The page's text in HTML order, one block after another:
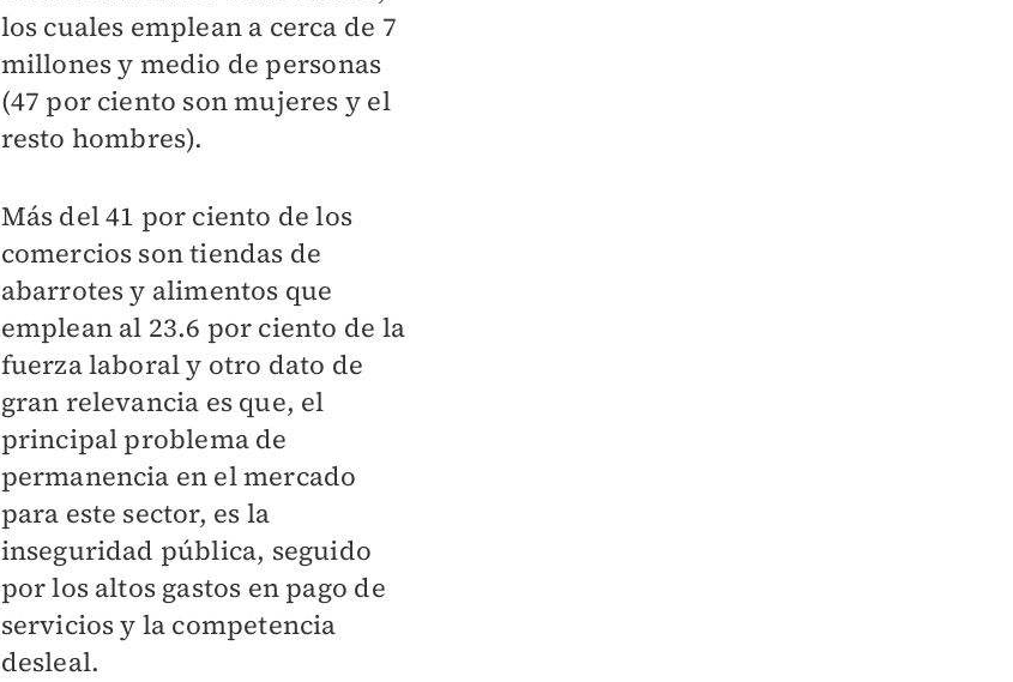
los cuales emplean a cerca de 7
millones y medio de personas
(47 por ciento son mujeres y el
resto hombres).
Más del 41 por ciento de los
comercios son tiendas de
abarrotes y alimentos que
emplean al 23.6 por ciento de la
fuerza laboral y otro dato de
gran relevancia es que, el
principal problema de
permanencia en el mercado
para este sector, es la
inseguridad pública, seguido
por los altos gastos en pago de
servicios y la competencia
desleal.